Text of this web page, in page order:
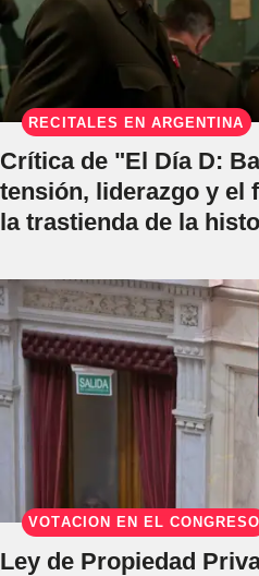
RECITALES EN ARGENTINA
Crítica de "El Día D:
tensión, liderazgo y el
la trastienda de la
VOTACIÓN EN EL CONGRESO
Ley de Propiedad